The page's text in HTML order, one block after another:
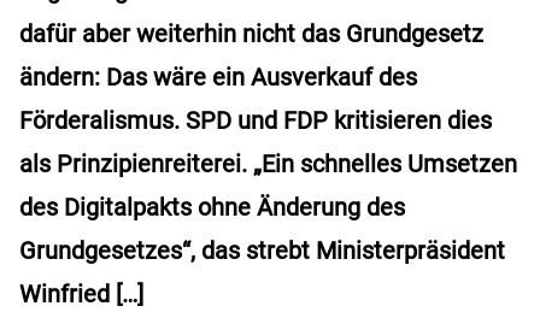
dafür aber weiterhin nicht das Grundgesetz
ändern: Das wäre ein Ausverkauf des
Förderalismus. SPD und FDP kritisieren dies
als Prinzipienreiterei. „Ein schnelles Umsetzen
des Digitalpakts ohne Änderung des
Grundgesetzes“, das strebt Ministerpräsident
Winfried […]